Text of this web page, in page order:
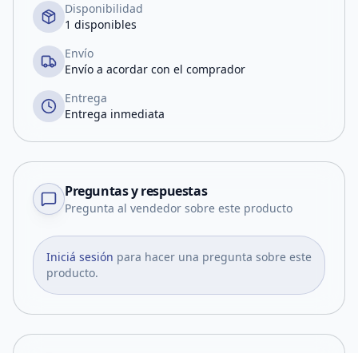
Disponibilidad
1 disponibles
Envío
Envío a acordar con el comprador
Entrega
Entrega inmediata
Preguntas y respuestas
Pregunta al vendedor sobre este producto
Iniciá sesión para hacer una pregunta sobre este
producto.